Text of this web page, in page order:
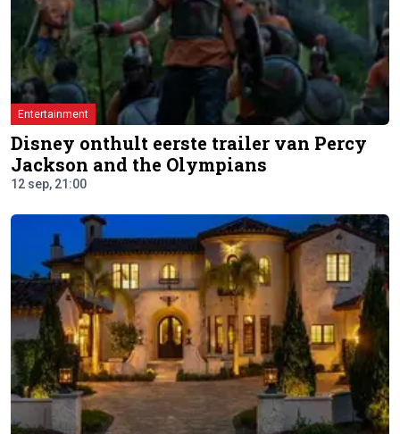
Entertainment
Disney onthult eerste trailer van Percy
Jackson and the Olympians
12 sep, 21:00